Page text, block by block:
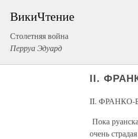
ВикиЧтение
Столетняя война
Перруа Эдуард
II.
II.
Пока
очень